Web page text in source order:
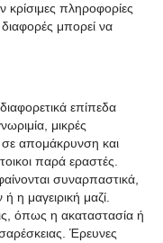
κρίσιμες πληροφορίες
μπορεί να
επίπεδα
μικρές
απομάκρυνση και
παρά εραστές.
συναρπαστικά,
η μαγειρική μαζί.
όπως η ακαταστασία ή
Έρευνες